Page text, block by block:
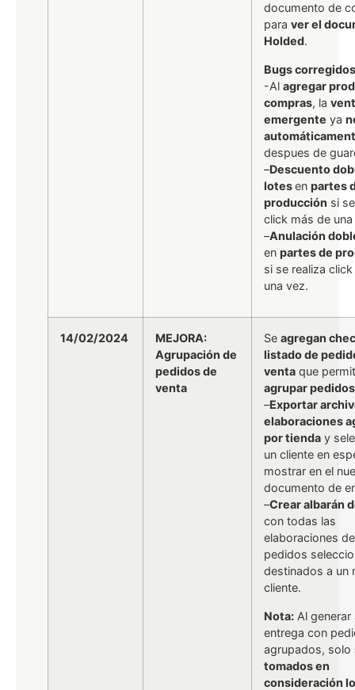
documento de
para ver el
Holded.
Bugs
-Al agregar
compras, la
emergente ya
despues de
–Descuento
lotesen partes
producción si
click más de
–Anulación
en partes de
si se realiza
una vez.
14/02/2024
MEJORA:
Agrupación de
pedidos de
venta
Se agregan
listado de
venta que
agrupar pedidos
–Exportar
elaboraciones
por tienda y
un cliente en
mostrar en el
documento de
–Crear albarán
con todas las
elaboraciones
pedidos
destinados a un
cliente.
Nota: Al generar
entrega con
agrupados, solo
tomados en
consideración